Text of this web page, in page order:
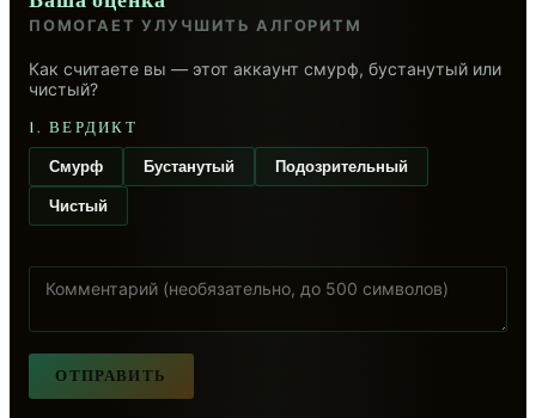
ПОМОГАЕТ УЛУЧШИТЬ АЛГОРИТМ
Как считаете вы — этот аккаунт смурф, бустанутый или
чистый?
1. ВЕРДИКТ
Смурф Бустанутый Подозрительный
Чистый
ОТПРАВИТЬ